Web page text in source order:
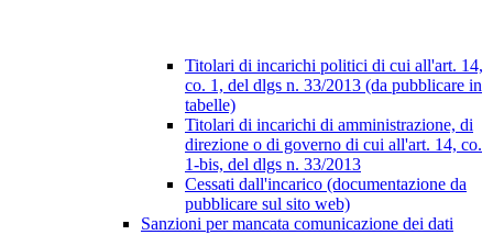
Titolari di incarichi politici di cui all'art. 14,
co. 1, del dlgs n. 33/2013 (da pubblicare in
tabelle)
Titolari di incarichi di amministrazione, di
direzione o di governo di cui all'art. 14, co.
1-bis, del dlgs n. 33/2013
Cessati dall'incarico (documentazione da
pubblicare sul sito web)
Sanzioni per mancata comunicazione dei dati